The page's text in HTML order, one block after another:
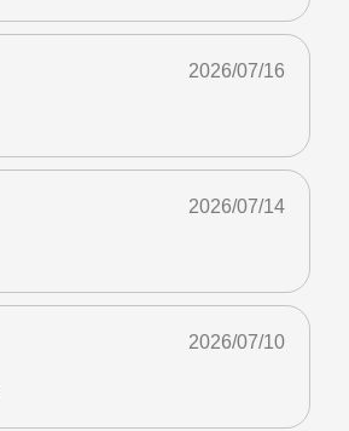
2026/07/16
2026/07/14
2026/07/10